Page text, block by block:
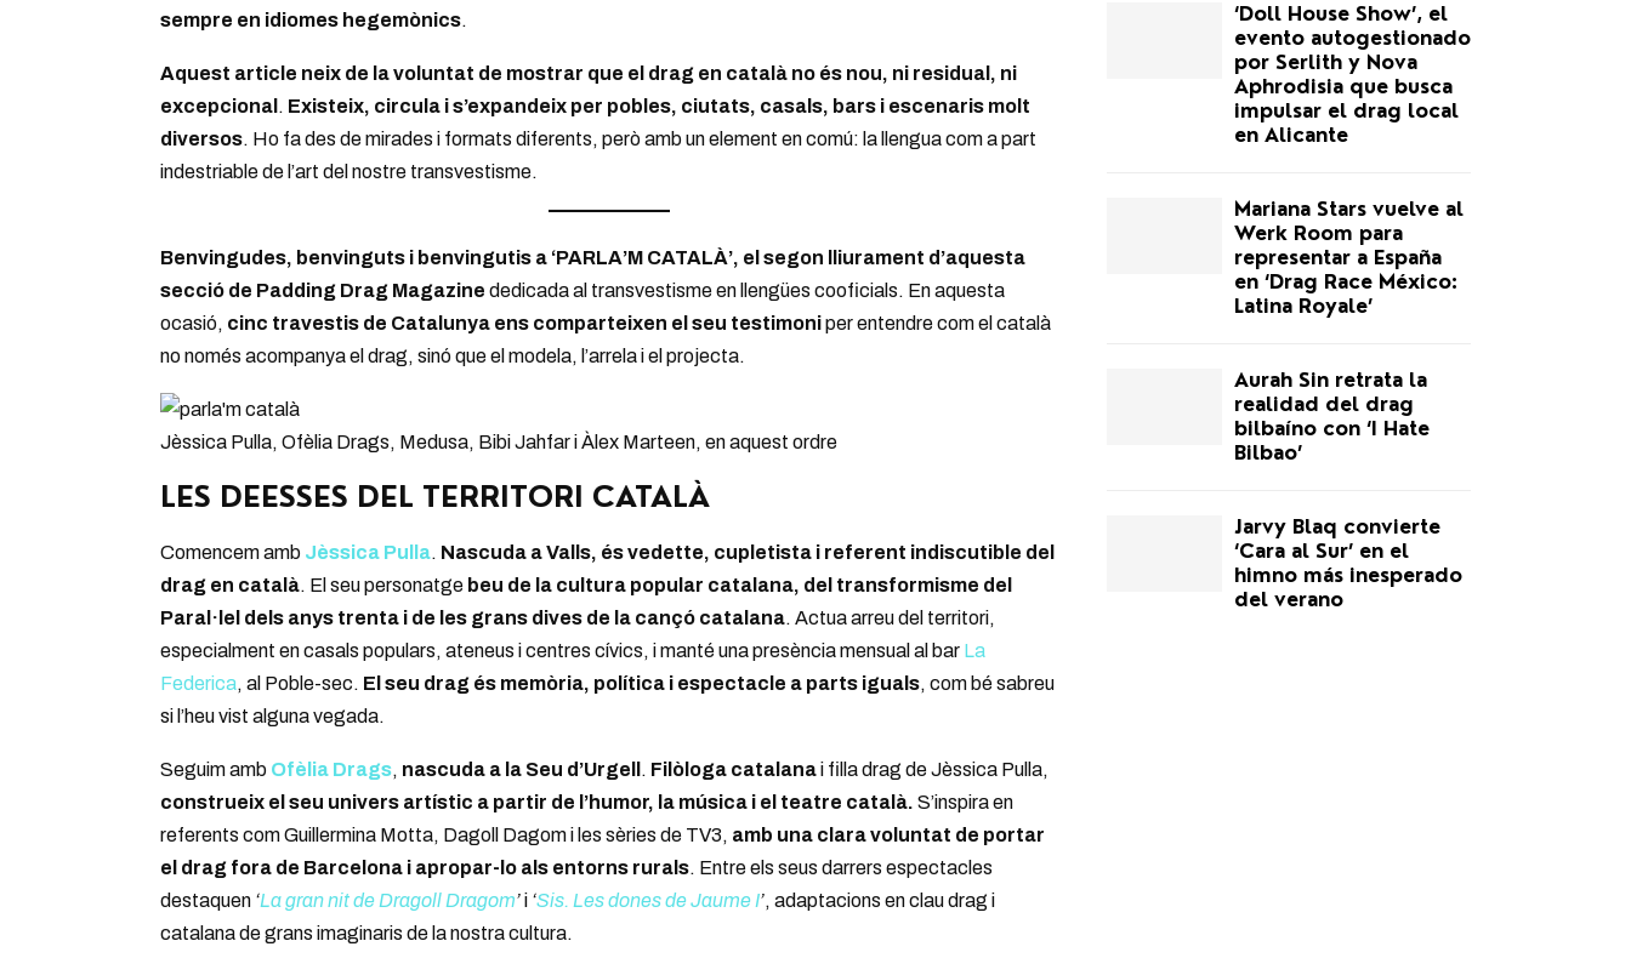
sempre en idiomes hegemònics.
Aquest article neix de la voluntat de mostrar que el drag en català no és nou, ni residual, ni
excepcional . Existeix, circula i s’expandeix per pobles, ciutats, casals, bars i escenaris molt
diversos. Ho fa des de mirades i formats diferents, però amb un element en comú: la llengua com a part
indestriable de l’art del nostre transvestisme.
Benvingudes, benvinguts i benvingutis a ‘PARLA’M CATALÀ’, el segon lliurament d’aquesta
secció de Padding Drag Magazine dedicada al transvestisme en llengües cooficials. En aquesta
ocasió, cinc travestis de Catalunya ens comparteixen el seu testimoniper entendre com el català
no només acompanya el drag, sinó que el modela, l’arrela i el projecta.
Jèssica Pulla, Ofèlia Drags, Medusa, Bibi Jahfar i Àlex Marteen, en aquest ordre
LES DEESSES DEL TERRITORI CATALÀ
Comencem amb Jèssica Pulla. Nascuda a Valls, és vedette, cupletista i referent indiscutible del
drag en català. El seu personatge beu de la cultura popular catalana, del transformisme del
Paral·lel dels anys trenta i de les grans dives de la cançó catalana. Actua arreu del territori,
especialment en casals populars, ateneus i centres cívics, i manté una presència mensual al bar La
Federica, al Poble-sec. El seu drag és memòria, política i espectacle a parts iguals, com bé sabreu
si l’heu vist alguna vegada.
Seguim amb Ofèlia Drags, nascuda a la Seu d’Urgell . Filòloga catalanai filla drag de Jèssica Pulla,
construeix el seu univers artístic a partir de l’humor, la música i el teatre català. S’inspira en
referents com Guillermina Motta, Dagoll Dagom i les sèries de TV3, amb una clara voluntat de portar
el drag fora de Barcelona i apropar-lo als entorns rurals. Entre els seus darrers espectacles
destaquen ‘La gran nit de Dragoll Dragom’i ‘Sis. Les dones de Jaume I’, adaptacions en clau drag i
catalana de grans imaginaris de la nostra cultura.
‘Doll House Show’, el
evento autogestionado
por Serlith y Nova
Aphrodisia que busca
impulsar el drag local
en Alicante
Mariana Stars vuelve al
Werk Room para
representar a España
en ‘Drag Race México:
Latina Royale’
Aurah Sin retrata la
realidad del drag
bilbaíno con ‘I Hate
Bilbao’
Jarvy Blaq convierte
‘Cara al Sur’ en el
himno más inesperado
del verano